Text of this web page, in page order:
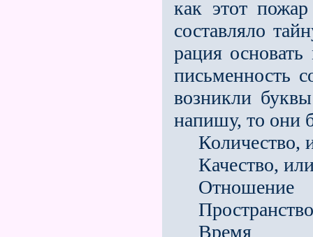
как этот
составляло
рация
письменность
возникли
напишу, то они
Количество,
Качество, или
Отношение
Пространство
Время